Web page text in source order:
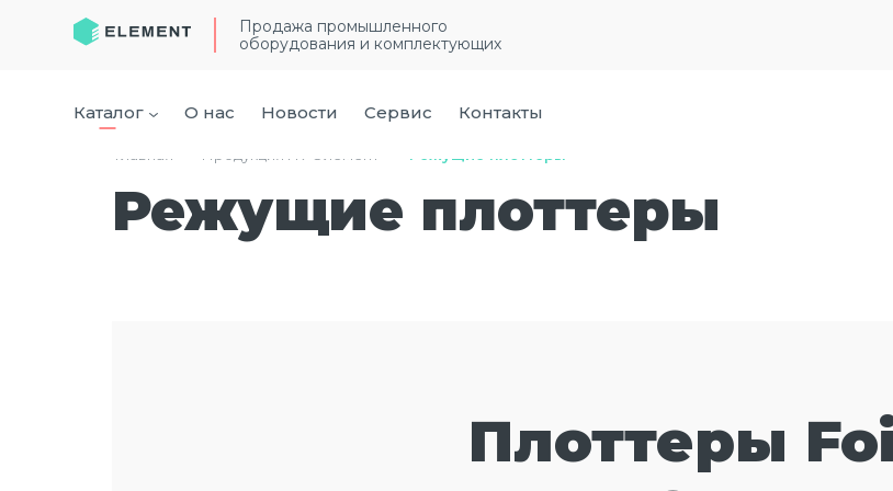
Продажа промышленного
оборудования и комплектующих
Каталог О нас Новости Сервис Контакты
Режущие плоттеры
Плоттеры